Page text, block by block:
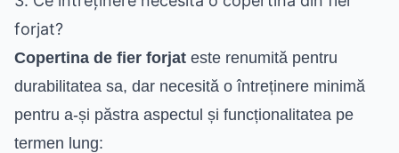
forjat?
Copertina de fier forjat este renumită pentru
durabilitatea sa, dar necesită o întreținere minimă
pentru a-și păstra aspectul și funcționalitatea pe
termen lung: